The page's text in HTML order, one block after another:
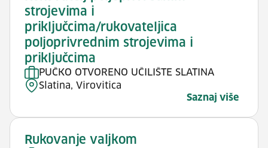
strojevima i
priključcima/rukovateljica
poljoprivrednim strojevima i
priključcima
PUČKO OTVORENO UČILIŠTE SLATINA
Slatina, Virovitica
Saznaj više
Rukovanje valjkom